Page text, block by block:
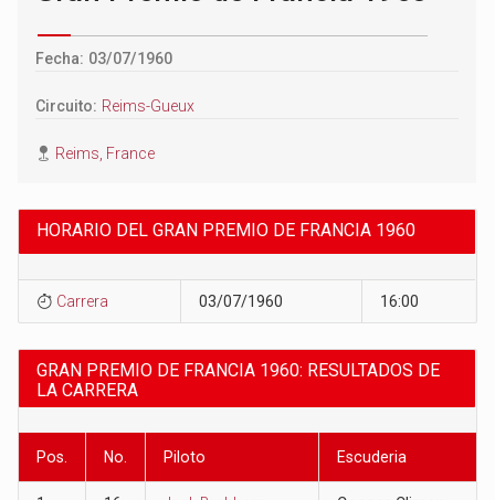
Fecha: 03/07/1960
Circuito: Reims-Gueux
Reims, France
HORARIO DEL GRAN PREMIO DE FRANCIA 1960
Carrera 03/07/1960 16:00
GRAN PREMIO DE FRANCIA 1960: RESULTADOS DE
LA CARRERA
Pos. No. Piloto Escuderia